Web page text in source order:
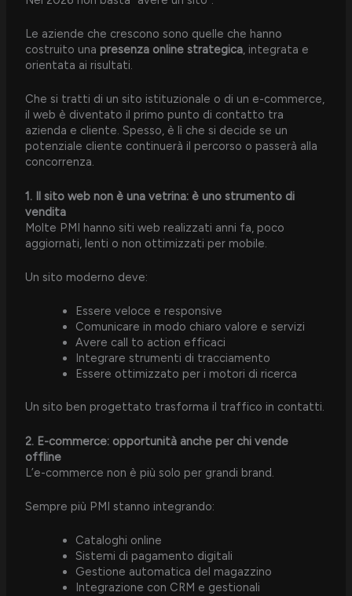
Le aziende che crescono sono quelle che hanno
costruito una presenza online strategica, integrata e
orientata ai risultati.
Che si tratti di un sito istituzionale o di un e-commerce,
il web è diventato il primo punto di contatto tra
azienda e cliente. Spesso, è lì che si decide se un
potenziale cliente continuerà il percorso o passerà alla
concorrenza.
1. Il sito web non è una vetrina: è uno strumento di
vendita
Molte PMI hanno siti web realizzati anni fa, poco
aggiornati, lenti o non ottimizzati per mobile.
Un sito moderno deve:
Essere veloce e responsive
Comunicare in modo chiaro valore e servizi
Avere call to action efficaci
Integrare strumenti di tracciamento
Essere ottimizzato per i motori di ricerca
Un sito ben progettato trasforma il traffico in contatti.
2. E-commerce: opportunità anche per chi vende
offline
L’e-commerce non è più solo per grandi brand.
Sempre più PMI stanno integrando:
Cataloghi online
Sistemi di pagamento digitali
Gestione automatica del magazzino
Integrazione con CRM e gestionali